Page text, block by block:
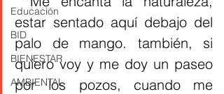
Educación
BID
BIENESTAR
AMBIENTAL
estar sentado aquí debajo del
palo de mango. también, si
quiero voy y me doy un paseo
por los pozos, cuando me